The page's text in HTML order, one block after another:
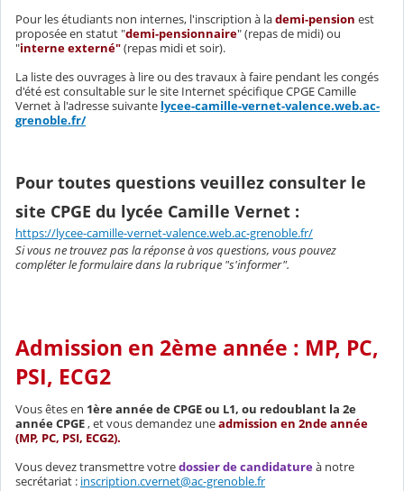
Pour les étudiants non internes, l'inscription à lademi-pension est
proposée en statut "demi-pensionnaire" (repas de midi) ou
"interne externé"(repas midi et soir).
La liste des ouvrages à lire ou des travaux à faire pendant les congés
d'été est consultable sur le site Internet spécifique CPGE Camille
Vernet à l'adresse suivante lycee-camille-vernet-valence.web.ac-
grenoble.fr/
Pour toutes questions veuillez consulter le
site CPGE du lycée Camille Vernet :
https://lycee-camille-vernet-valence.web.ac-grenoble.fr/
Si vous ne trouvez pas la réponse à vos questions, vous pouvez
compléter le formulaire dans la rubrique "s'informer".
Admission en 2ème année : MP, PC,
PSI, ECG2
Vous êtes en 1ère année de CPGE ou L1, ou redoublant la 2e
année CPGE, et vous demandez uneadmission en 2nde année
(MP, PC, PSI, ECG2).
Vous devez transmettre votredossier de candidatureà notre
secrétariat : inscription.cvernet@ac-grenoble.fr